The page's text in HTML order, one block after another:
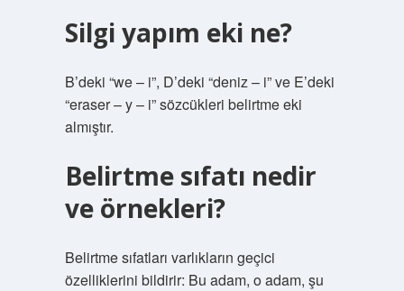
Silgi yapım eki ne?
B’deki “we – i”, D’deki “deniz – i” ve E’deki
“eraser – y – i” sözcükleri belirtme eki
almıştır.
Belirtme sıfatı nedir
ve örnekleri?
Belirtme sıfatları varlıkların geçici
özelliklerini bildirir: Bu adam, o adam, şu